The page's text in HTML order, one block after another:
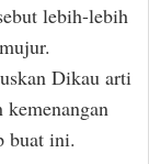
lebih-lebih
Dikau arti
buat ini.